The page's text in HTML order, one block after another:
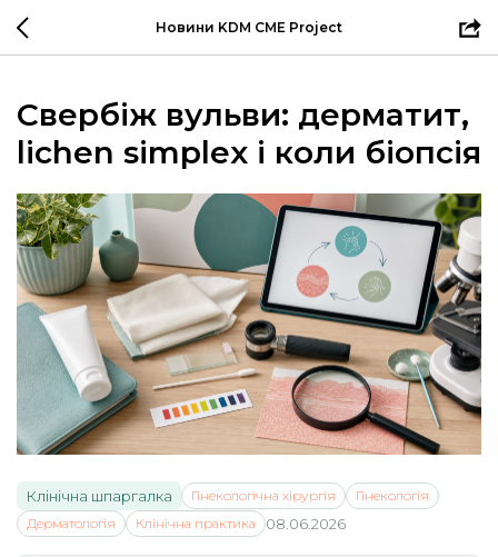
Новини KDM CME Project
Свербіж вульви: дерматит,
lichen simplex і коли біопсія
Клінічна шпаргалка Гінекологічна хірургія
Гінекологія
Дерматологія
Клінічна практика 08.06.2026